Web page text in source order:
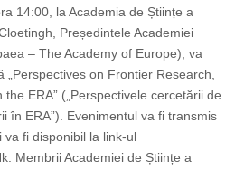
14:00, la Academia de Științe a
Președintele Academiei
– The Academy of Europe), va
on Frontier Research,
ERA” („Perspectivele cercetării de
în ERA”). Evenimentul va fi transmis
va fi disponibil la link-ul
Membrii Academiei de Științe a